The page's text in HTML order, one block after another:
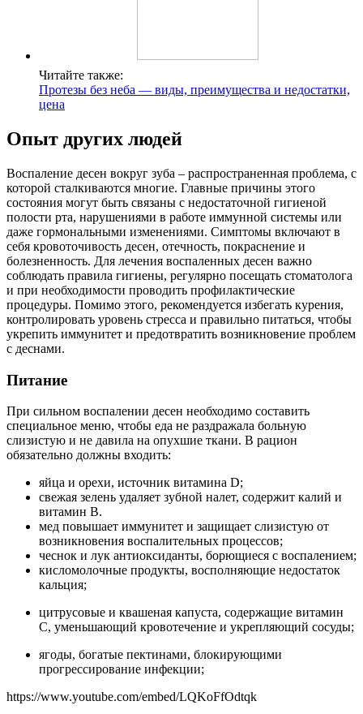
Читайте также:
Протезы без неба — виды, преимущества и недостатки,
цена
Опыт других людей
Воспаление десен вокруг зуба – распространенная проблема, с
которой сталкиваются многие. Главные причины этого
состояния могут быть связаны с недостаточной гигиеной
полости рта, нарушениями в работе иммунной системы или
даже гормональными изменениями. Симптомы включают в
себя кровоточивость десен, отечность, покраснение и
болезненность. Для лечения воспаленных десен важно
соблюдать правила гигиены, регулярно посещать стоматолога
и при необходимости проводить профилактические
процедуры. Помимо этого, рекомендуется избегать курения,
контролировать уровень стресса и правильно питаться, чтобы
укрепить иммунитет и предотвратить возникновение проблем
с деснами.
Питание
При сильном воспалении десен необходимо составить
специальное меню, чтобы еда не раздражала больную
слизистую и не давила на опухшие ткани. В рацион
обязательно должны входить:
яйца и орехи, источник витамина D;
свежая зелень удаляет зубной налет, содержит калий и
витамин В.
мед повышает иммунитет и защищает слизистую от
возникновения воспалительных процессов;
чеснок и лук антиоксиданты, борющиеся с воспалением;
кисломолочные продукты, восполняющие недостаток
кальция;
цитрусовые и квашеная капуста, содержащие витамин
С, уменьшающий кровотечение и укрепляющий сосуды;
ягоды, богатые пектинами, блокирующими
прогрессирование инфекции;
https://www.youtube.com/embed/LQKoFfOdtqk